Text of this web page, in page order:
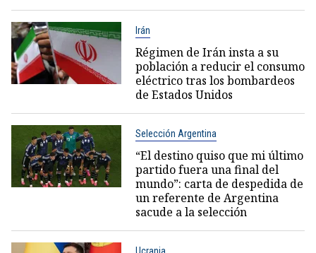
Irán
Régimen de Irán insta a su
población a reducir el consumo
eléctrico tras los bombardeos
de Estados Unidos
Selección Argentina
“El destino quiso que mi último
partido fuera una final del
mundo”: carta de despedida de
un referente de Argentina
sacude a la selección